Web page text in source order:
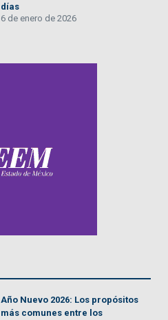
días
6 de enero de 2026
Año Nuevo 2026: Los propósitos
más comunes entre los